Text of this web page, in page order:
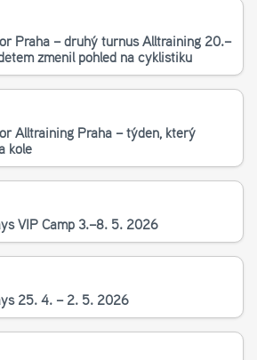
Praha – druhý turnus Alltraining 20.–
změnil pohled na cyklistiku
Alltraining Praha – týden, který
kole
VIP Camp 3.–8. 5. 2026
25. 4. – 2. 5. 2026